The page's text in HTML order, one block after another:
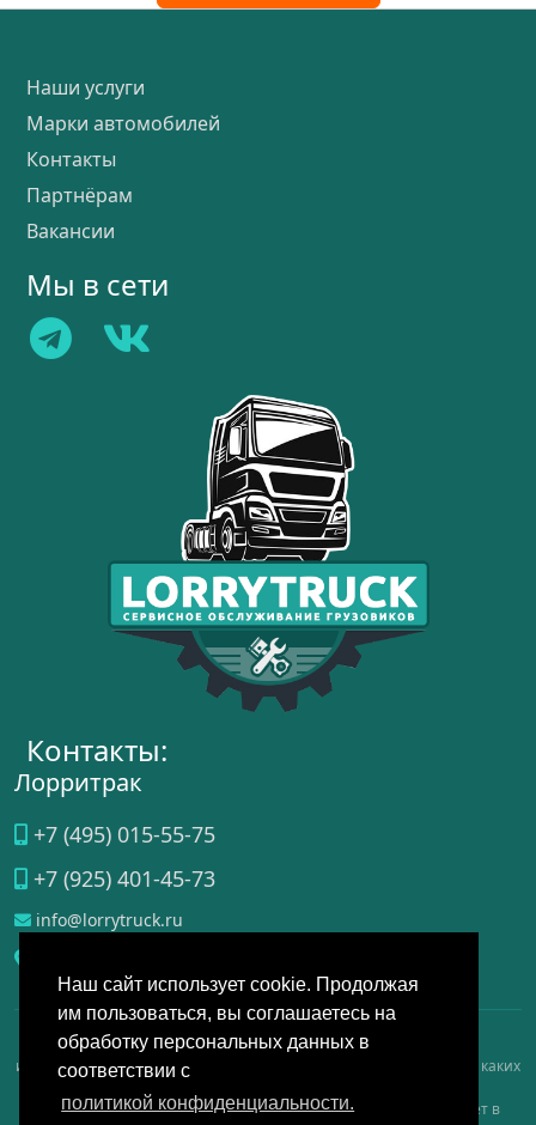
Наш сайт использует cookie. Продолжая
им пользоваться, вы соглашаетесь на
обработку персональных данных в
соответствии с
политикой конфиденциальности.
Наши услуги
Марки автомобилей
Контакты
Партнёрам
Вакансии
Мы в сети
Контакты:
Лорритрак
+7 (495) 015-55-75
+7 (925) 401-45-73
info@lorrytruck.ru
Данный интернет-сайт носит исключительно справочно-
информационный, аналитический, обзорный характер и ни при каких
положениями Статьи 437 Гражданского кодекса РФ, и не имеет в